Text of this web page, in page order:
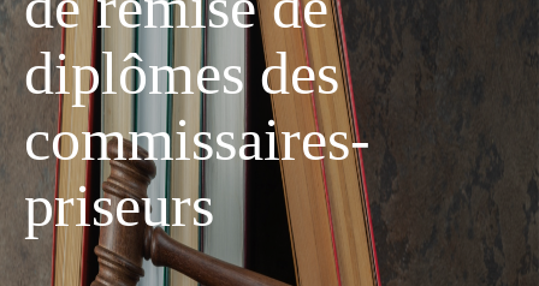
diplômes des
commissaires-
priseurs